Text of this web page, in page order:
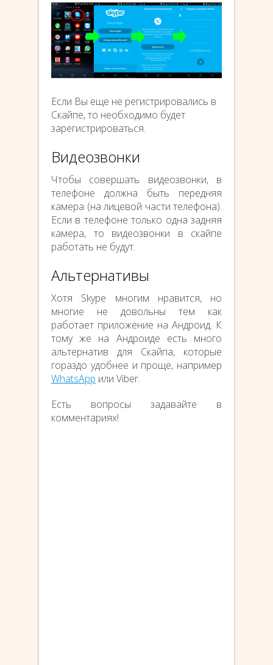
Если Вы еще не регистрировались в
Скайпе, то необходимо будет
зарегистрироваться.
Видеозвонки
Чтобы совершать видеозвонки, в
телефоне должна быть передняя
камера (на лицевой части телефона).
Если в телефоне только одна задняя
камера, то видеозвонки в скайпе
работать не будут.
Альтернативы
Хотя Skype многим нравится, но
многие не довольны тем как
работает приложение на Андроид. К
тому же на Андроиде есть много
альтернатив для Скайпа, которые
гораздо удобнее и проще, например
WhatsApp или Viber.
Есть вопросы задавайте в
комментариях!